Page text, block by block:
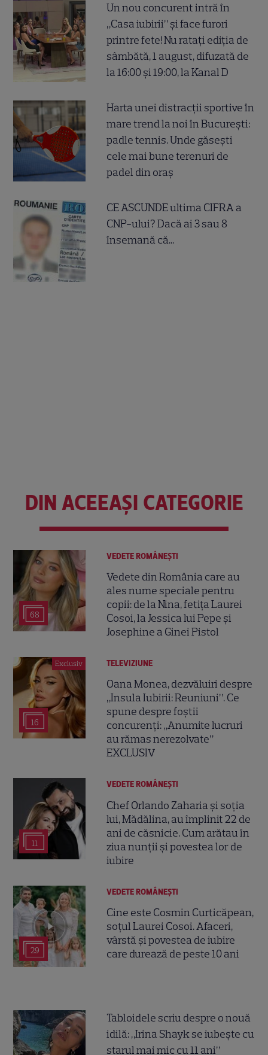
Un nou concurent intră în
„Casa iubirii” și face furori
printre fete! Nu ratați ediția de
sâmbătă, 1 august, difuzată de
la 16:00 și 19:00, la Kanal D
Harta unei distracții sportive în
mare trend la noi în București:
padle tennis. Unde găsești
cele mai bune terenuri de
padel din oraș
CE ASCUNDE ultima CIFRA a
CNP-ului? Dacă ai 3 sau 8
însemană că...
DIN ACEEAȘI CATEGORIE
68
VEDETE ROMÂNEŞTI
Vedete din România care au
ales nume speciale pentru
copii: de la Nina, fetița Laurei
Cosoi, la Jessica lui Pepe și
Josephine a Ginei Pistol
Exclusiv
16
TELEVIZIUNE
Oana Monea, dezvăluiri despre
„Insula Iubirii: Reuniuni”. Ce
spune despre foștii
concurenți: „Anumite lucruri
au rămas nerezolvate”
EXCLUSIV
11
VEDETE ROMÂNEŞTI
Chef Orlando Zaharia și soția
lui, Mădălina, au împlinit 22 de
ani de căsnicie. Cum arătau în
ziua nunții și povestea lor de
iubire
29
VEDETE ROMÂNEŞTI
Cine este Cosmin Curticăpean,
soțul Laurei Cosoi. Afaceri,
vârstă și povestea de iubire
care durează de peste 10 ani
Tabloidele scriu despre o nouă
idilă: „Irina Shayk se iubește cu
starul mai mic cu 11 ani”